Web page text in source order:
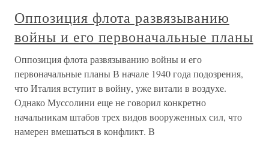
Оппозиция флота развязыванию
войны и его первоначальные планы
Оппозиция флота развязыванию войны и его
первоначальные планы В начале 1940 года подозрения,
что Италия вступит в войну, уже витали в воздухе.
Однако Муссолини еще не говорил конкретно
начальникам штабов трех видов вооруженных сил, что
намерен вмешаться в конфликт. В